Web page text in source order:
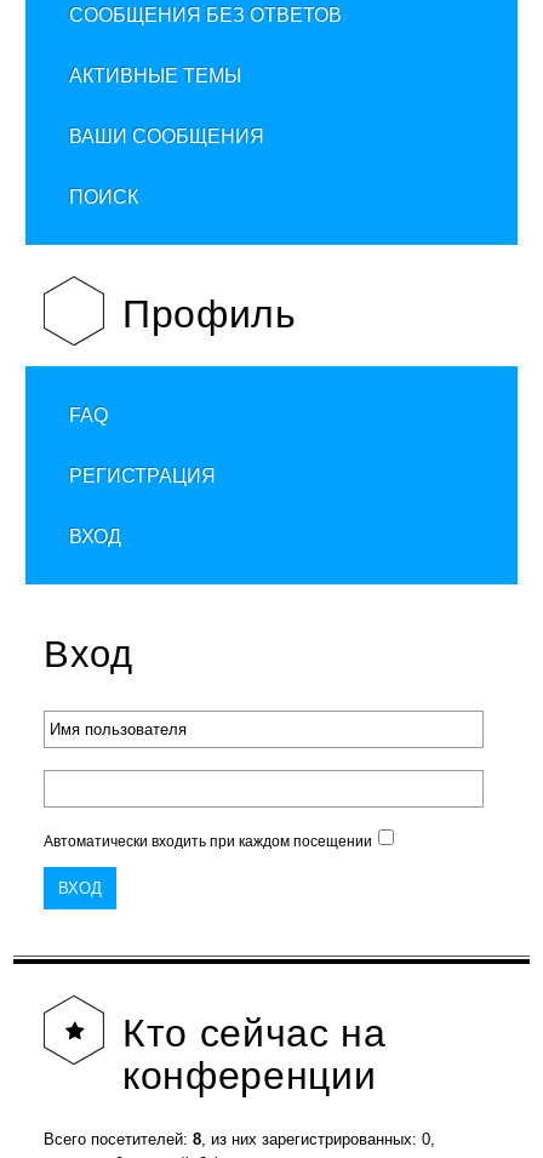
СООБЩЕНИЯ БЕЗ ОТВЕТОВ
АКТИВНЫЕ ТЕМЫ
ВАШИ СООБЩЕНИЯ
ПОИСК
Профиль
FAQ
РЕГИСТРАЦИЯ
ВХОД
Вход
Автоматически входить при каждом посещении
Кто сейчас на
конференции
Всего посетителей:8, из них зарегистрированных: 0,